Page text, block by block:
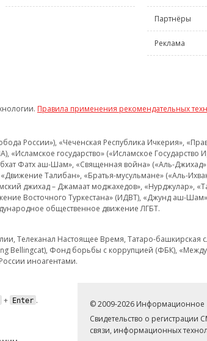
Партнёры
Реклама
Правила применения рекомендательных
России»), «Чеченская Республика Ичкерия»,
«Исламское государство» («Исламское
Фатх аш-Шам», «Священная война» («Аль-Джихад»
Талибан», «Братья-мусульмане» («Аль-
джихад – Джамаат моджахедов», «Нурджулар»,
Восточного Туркестана» (ИДВТ), «Джунд аш-
общественное движение ЛГБТ.
Телеканал Настоящее Время, Татаро-
Bellingcat), Фонд борьбы с коррупцией (ФБК),
иноагентами.
+ Enter .
© 2009-2026 Информационное
Свидетельство о
связи, информационных